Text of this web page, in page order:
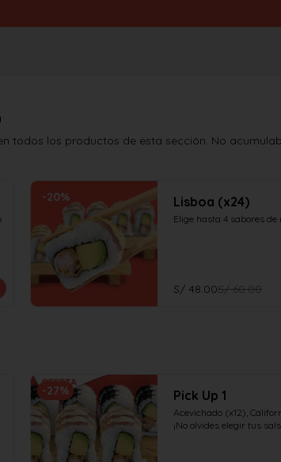
todos los productos de esta sección. No
-20% Lisboa (x24)
Elige hasta 4 sabores
S/ 48.00S/ 60.00
-27% Pick Up 1
Acevichado (x12),
¡No olvides elegir tus